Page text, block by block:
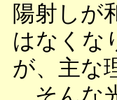
陽射しが
はなくな
が、主な